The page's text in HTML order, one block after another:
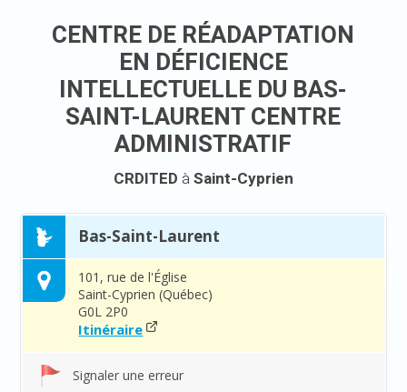
CENTRE DE RÉADAPTATION
EN DÉFICIENCE
INTELLECTUELLE DU BAS-
SAINT-LAURENT CENTRE
ADMINISTRATIF
CRDITED àSaint-Cyprien
Bas-Saint-Laurent
101, rue de l'Église
Saint-Cyprien (Québec)
G0L 2P0
Itinéraire
Signaler une erreur